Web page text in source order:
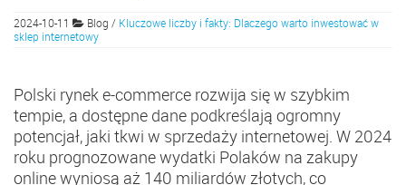
2024-10-11 Blog / Kluczowe liczby i fakty: Dlaczego warto inwestować w
sklep internetowy
Polski rynek e-commerce rozwija się w szybkim
tempie, a dostępne dane podkreślają ogromny
potencjał, jaki tkwi w sprzedaży internetowej. W 2024
roku prognozowane wydatki Polaków na zakupy
online wyniosą aż 140 miliardów złotych​, co